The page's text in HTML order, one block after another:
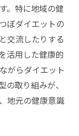
。特に地域の健
ぼダイエットの
交流したりする
活用した健康的
がらダイエット
取り組みが、
地元の健康意識